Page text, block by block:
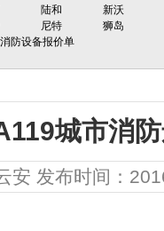
陆和
新沃
尼特
狮岛
防设备报价单
城市消
安 发布时间：